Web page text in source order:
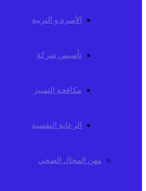
الأسرة و التربية
تأسيس شركة
مكافحة التمييز
الرعاية النفسية
مهن المجال الصحي